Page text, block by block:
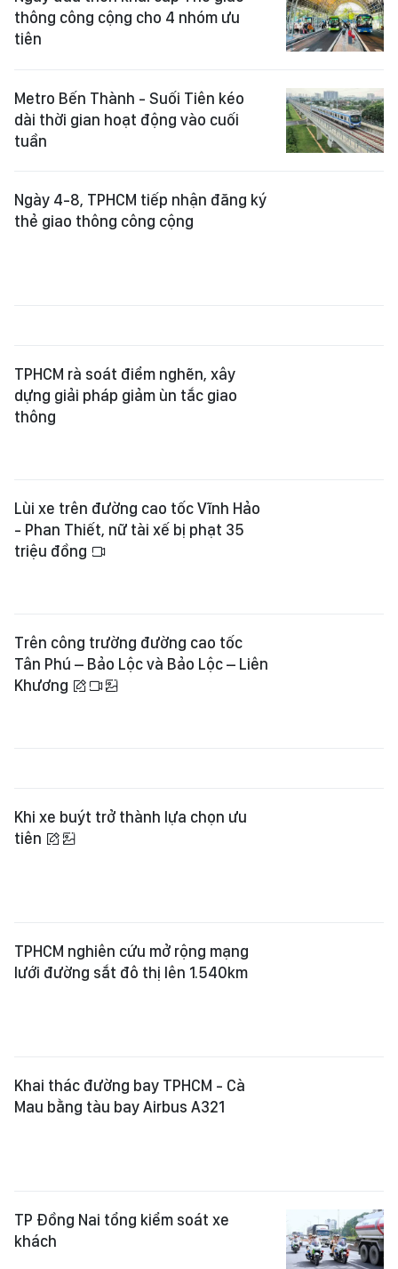
thông công cộng cho 4 nhóm ưu
tiên
Metro Bến Thành - Suối Tiên kéo
dài thời gian hoạt động vào cuối
tuần
Ngày 4-8, TPHCM tiếp nhận đăng ký
thẻ giao thông công cộng
TPHCM rà soát điểm nghẽn, xây
dựng giải pháp giảm ùn tắc giao
thông
Lùi xe trên đường cao tốc Vĩnh Hảo
- Phan Thiết, nữ tài xế bị phạt 35
triệu đồng
Trên công trường đường cao tốc
Tân Phú – Bảo Lộc và Bảo Lộc – Liên
Khương
Khi xe buýt trở thành lựa chọn ưu
tiên
TPHCM nghiên cứu mở rộng mạng
lưới đường sắt đô thị lên 1.540km
Khai thác đường bay TPHCM - Cà
Mau bằng tàu bay Airbus A321
TP Đồng Nai tổng kiểm soát xe
khách